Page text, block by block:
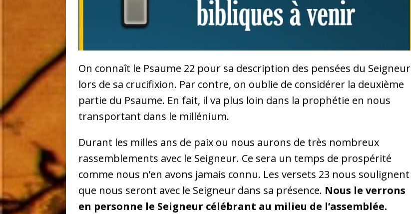
On connaît le Psaume 22 pour sa description des pensées du Seigneur
lors de sa crucifixion. Par contre, on oublie de considérer la deuxième
partie du Psaume. En fait, il va plus loin dans la prophétie en nous
transportant dans le millénium.
Durant les milles ans de paix ou nous aurons de très nombreux
rassemblements avec le Seigneur. Ce sera un temps de prospérité
comme nous n’en avons jamais connu. Les versets 23 nous soulignent
que nous seront avec le Seigneur dans sa présence. Nous le verrons
en personne le Seigneur célébrant au milieu de l’assemblée.